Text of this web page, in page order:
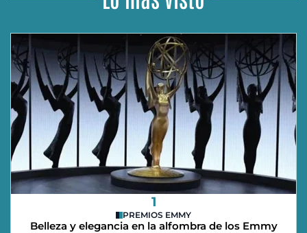
1
PREMIOS EMMY
Belleza y elegancia en la alfombra de los Emmy